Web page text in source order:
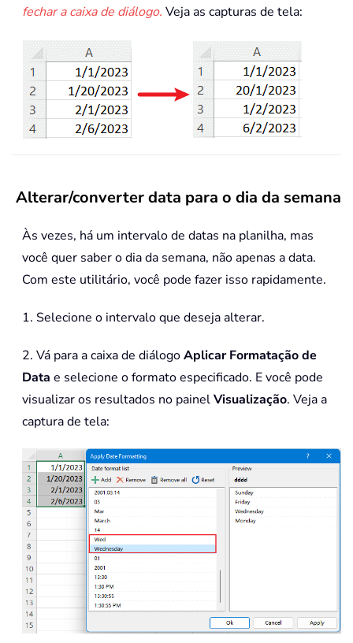
fechar a caixa de diálogo. Veja as capturas de tela:
Alterar/converter data para o dia da semana
Às vezes, há um intervalo de datas na planilha, mas
você quer saber o dia da semana, não apenas a data.
Com este utilitário, você pode fazer isso rapidamente.
1. Selecione o intervalo que deseja alterar.
2. Vá para a caixa de diálogoAplicar Formatação de
Data e selecione o formato especificado. E você pode
visualizar os resultados no painelVisualização. Veja a
captura de tela: